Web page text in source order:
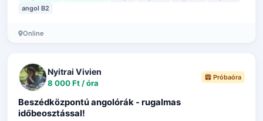
angol B2
Online
Nyitrai Vivien
8 000 Ft / óra
Próbaóra
Beszédközpontú angolórák - rugalmas
időbeosztással!